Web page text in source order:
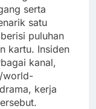
serta
satu
puluhan
kartu. Insiden
kanal,
world-
kerja